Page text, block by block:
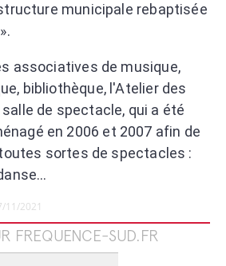
municipale rebaptisée
associatives de musique,
bibliothèque, l'Atelier des
de spectacle, qui a été
en 2006 et 2007 afin de
sortes de spectacles :
11/2021
FREQUENCE-SUD.FR